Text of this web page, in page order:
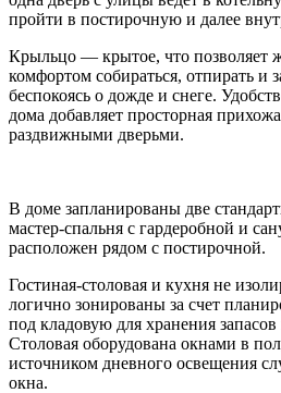
пройти в постирочную и далее
Крыльцо — крытое, что позволяет
комфортом собираться, отпирать и
беспокоясь о дожде и снеге.
дома добавляет просторная
раздвижными дверьми.
В доме запланированы две
мастер-спальня с гардеробной и
расположен рядом с постирочной.
Гостиная-столовая и кухня не
логично зонированы за счет
под кладовую для хранения
Столовая оборудована окнами в
источником дневного освещения
окна.